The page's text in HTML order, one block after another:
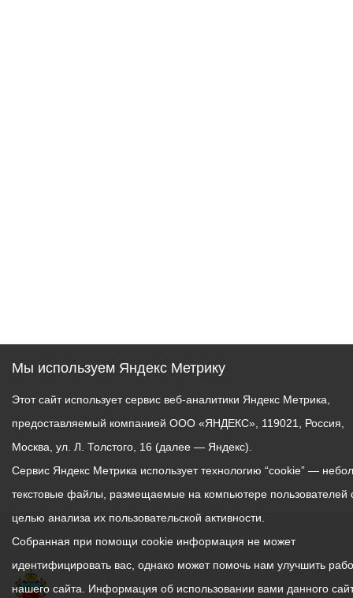
Мы используем Яндекс Метрику
Этот сайт использует сервис веб-аналитики Яндекс Метрика,
предоставляемый компанией ООО «ЯНДЕКС», 119021, Россия,
Москва, ул. Л. Толстого, 16 (далее — Яндекс).
Сервис Яндекс Метрика использует технологию “cookie” —
текстовые файлы, размещаемые на компьютере пользователей
целью анализа их пользовательской активности.
Собранная при помощи cookie информация не может
идентифицировать вас, однако может помочь нам улучшить
нашего сайта. Информация об использовании вами данного